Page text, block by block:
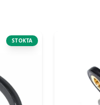
STOKTA